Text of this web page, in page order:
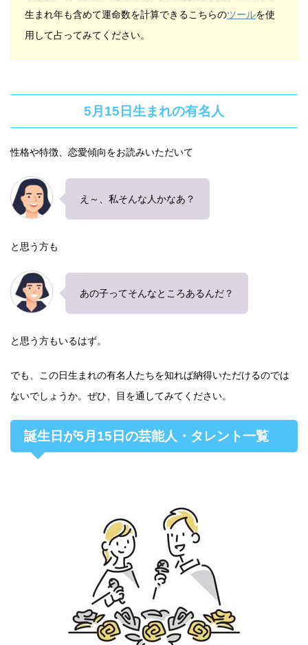
生まれ年も含めて運命数を計算できるこちらのツールを使
用して占ってみてください。
5月15日生まれの有名人
性格や特徴、恋愛傾向をお読みいただいて
え～、私そんな人かなあ？
と思う方も
あの子ってそんなところあるんだ？
と思う方もいるはず。
でも、この日生まれの有名人たちを知れば納得いただけるのでは
ないでしょうか。ぜひ、目を通してみてください。
誕生日が5月15日の芸能人・タレント一覧